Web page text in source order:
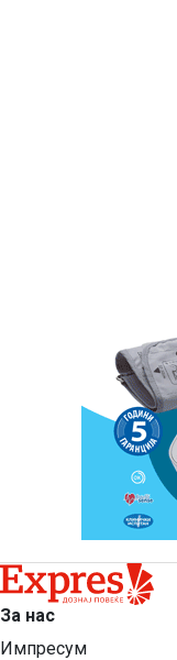
За нас
Импресум